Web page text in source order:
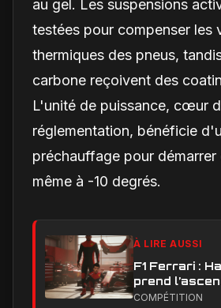
au gel. Les suspensions
testées pour compenser les
thermiques des pneus,
carbone reçoivent des
L'unité de puissance, cœur
réglementation, bénéficie
préchauffage pour
même à -10 degrés.
À LIRE AUSSI
F1 Ferrari :
prend
Leclerc sous
COMPÉTITION